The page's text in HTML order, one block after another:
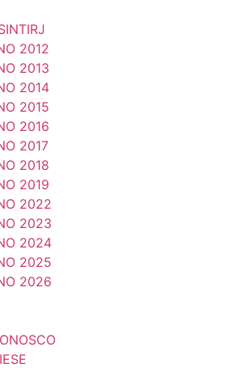
2012
2013
2014
2015
2016
2017
2018
2019
2022
2023
2024
2025
2026